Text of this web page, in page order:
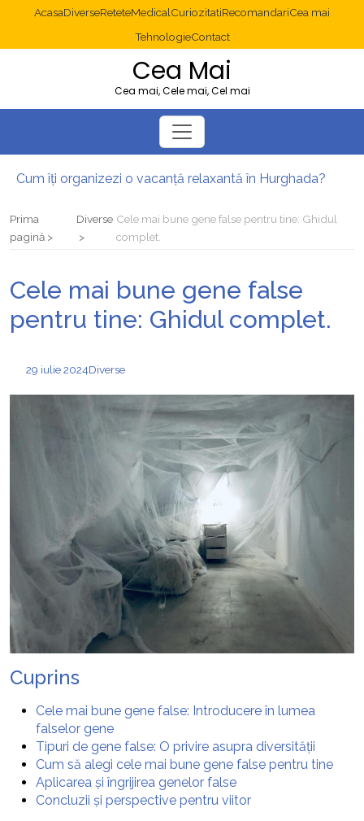
AcasaDiverseReteteMedicalCuriozitatiRecomandariCea mai
TehnologieContact
Cea Mai
Cea mai, Cele mai, Cel mai
Cum îți organizezi o vacanță relaxantă în Hurghada?
Multisite WordPress și Mastodon: cum gestionezi mai multe site-uri
Prima
pagină
Diverse Cele mai bune gene false pentru tine: Ghidul
complet.
Cele mai bune gene false
pentru tine: Ghidul complet.
29 iulie 2024Diverse
Cuprins
Cele mai bune gene false: Introducere în lumea
falselor gene
Tipuri de gene false: O privire asupra diversității
Cum să alegi cele mai bune gene false pentru tine
Aplicarea și îngrijirea genelor false
Concluzii și perspective pentru viitor